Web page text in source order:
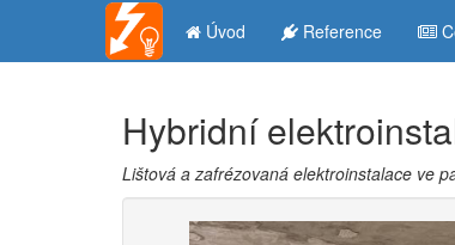
Úvod Reference
Hybridní
Lištová a zafrézovaná elektroinstalace ve